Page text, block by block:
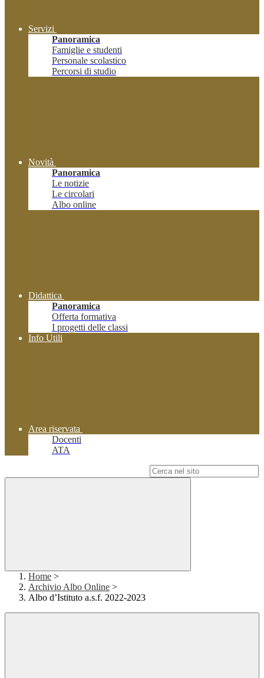
Servizi
Panoramica
Famiglie e studenti
Personale scolastico
Percorsi di studio
Novità
Panoramica
Le notizie
Le circolari
Albo online
Didattica
Panoramica
Offerta formativa
I progetti delle classi
Info Utili
Area riservata
Docenti
ATA
Home >
Archivio Albo Online >
Albo d’Istituto a.s.f. 2022-2023